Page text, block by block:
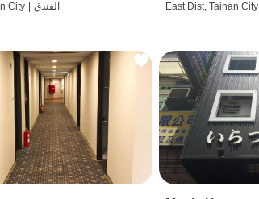
City الفندق East Dist, Tainan City